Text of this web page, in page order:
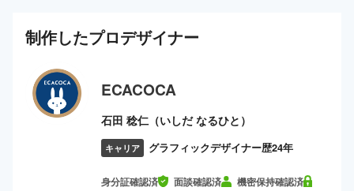
制作したプロデザイナー
ECACOCA
石田 稔仁（いしだ なるひと）
キャリア グラフィックデザイナー歴24年
身分証確認済 面談確認済 機密保持確認済